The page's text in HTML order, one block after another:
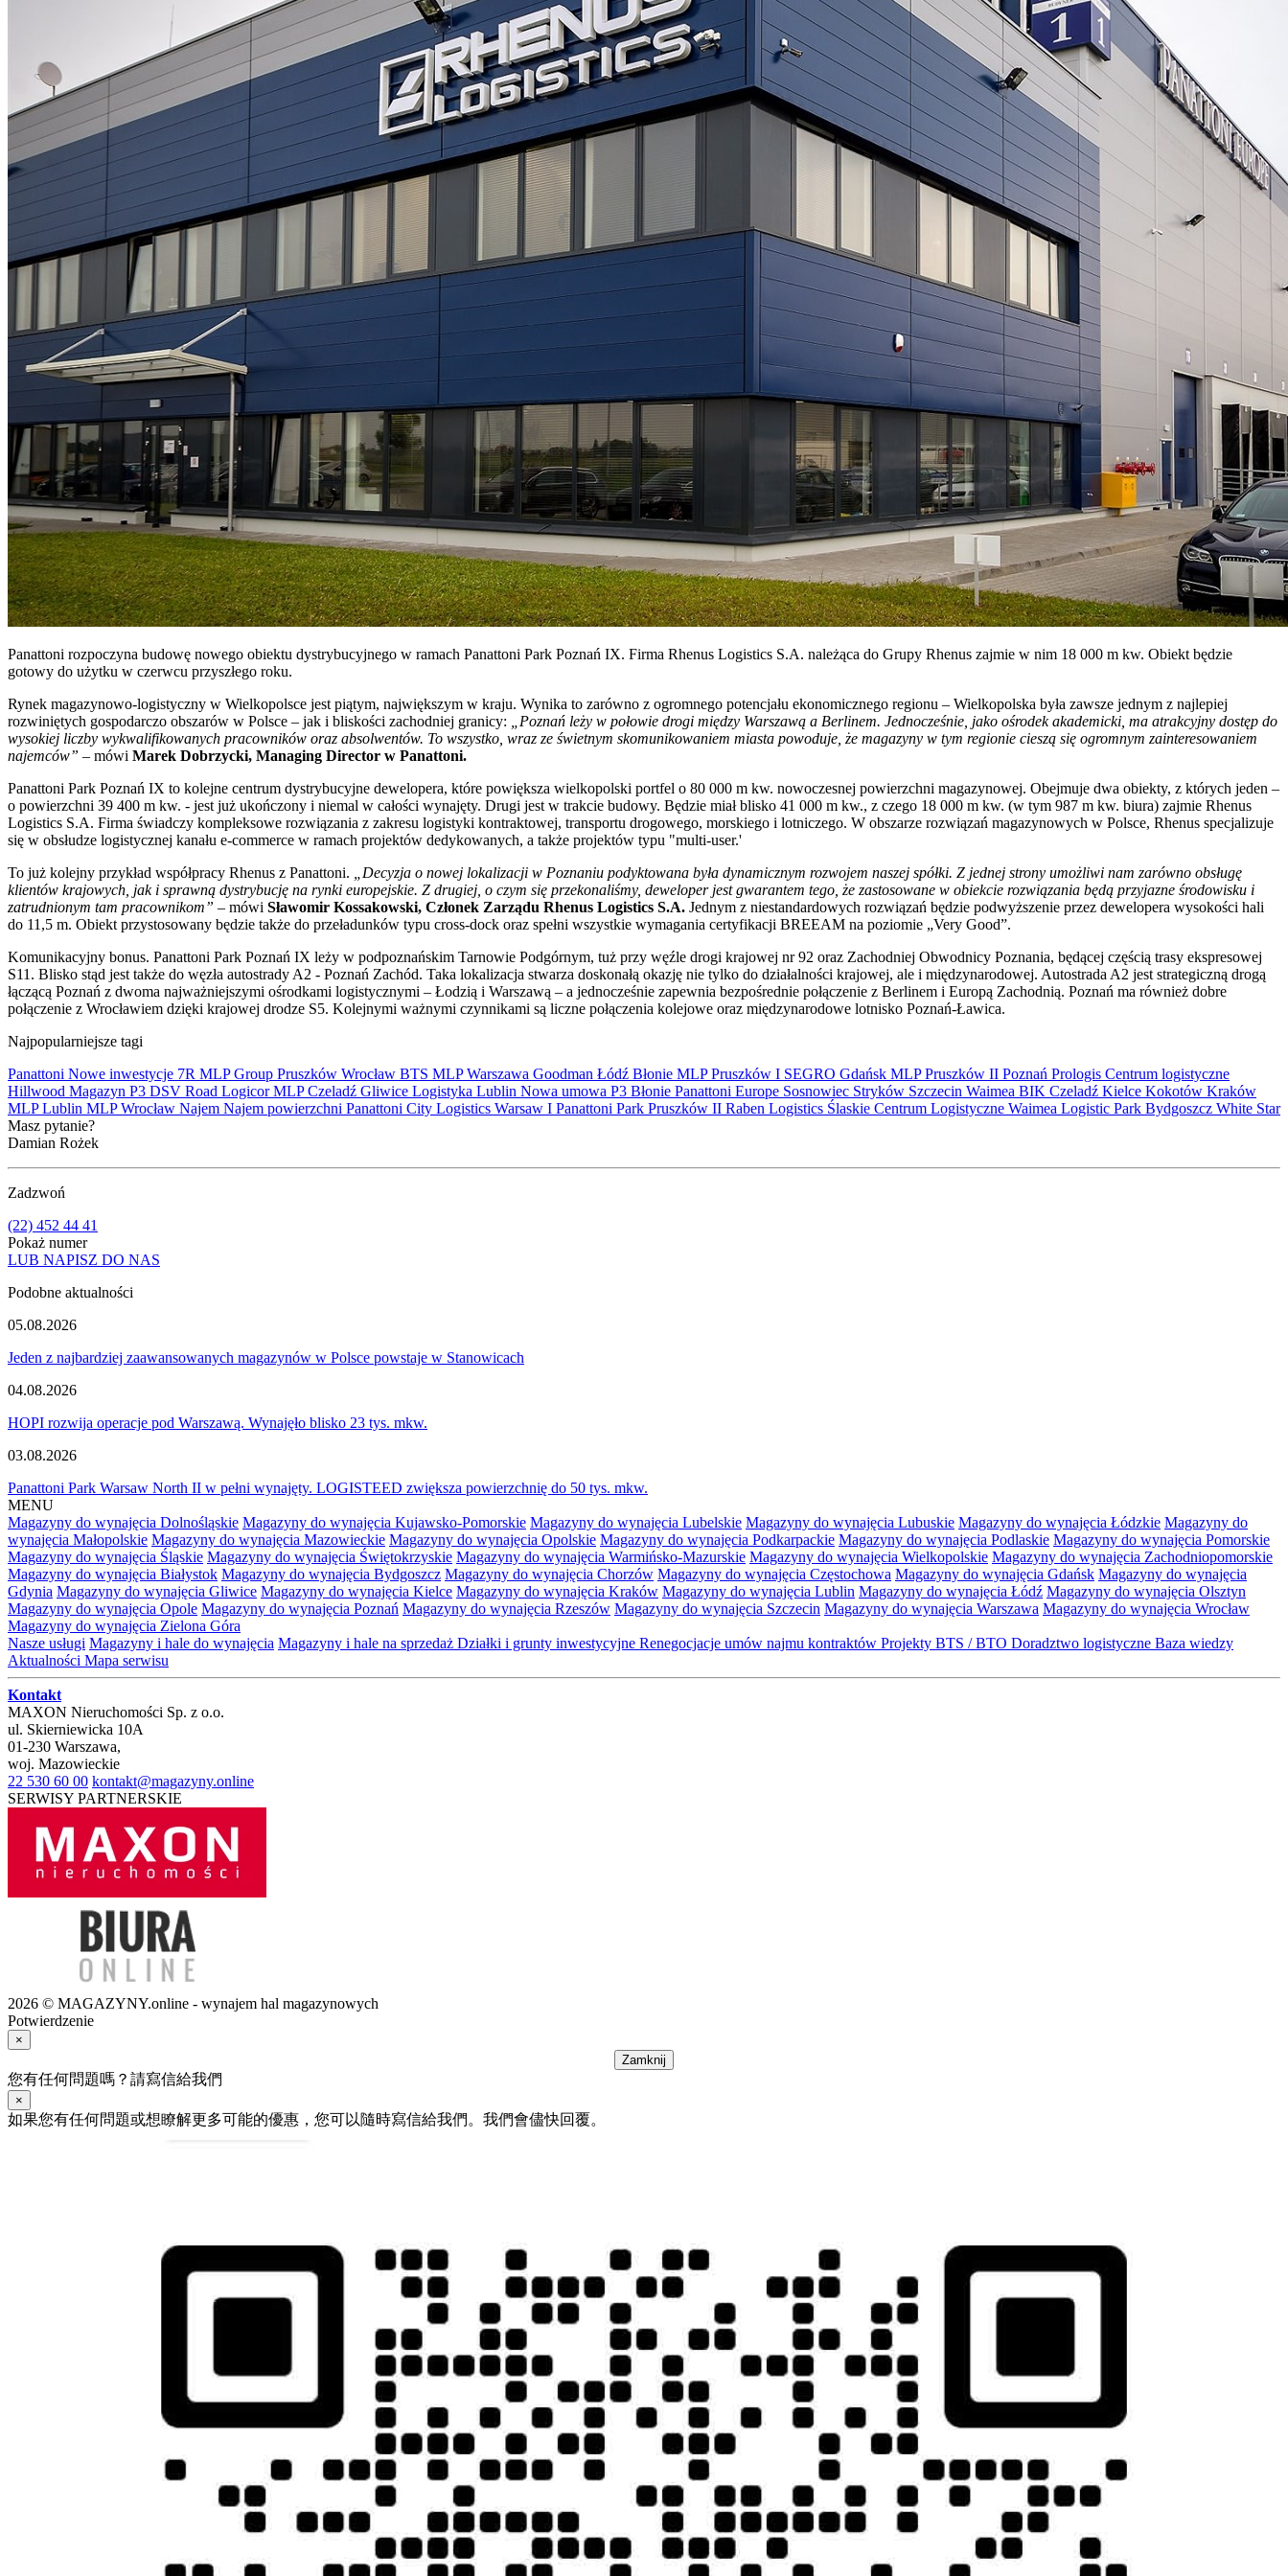
Panattoni rozpoczyna budowę nowego obiektu dystrybucyjnego w ramach Panattoni Park Poznań IX. Firma Rhenus Logistics S.A. należąca do Grupy Rhenus zajmie w nim 18 000 m kw. Obiekt będzie
gotowy do użytku w czerwcu przyszłego roku.
Rynek magazynowo-logistyczny w Wielkopolsce jest piątym, największym w kraju. Wynika to zarówno z ogromnego potencjału ekonomicznego regionu – Wielkopolska była zawsze jednym z najlepiej
rozwiniętych gospodarczo obszarów w Polsce – jak i bliskości zachodniej granicy:
„Poznań leży w połowie drogi między Warszawą a Berlinem. Jednocześnie, jako ośrodek akademicki, ma atrakcyjny dostęp do
wysokiej liczby wykwalifikowanych pracowników oraz absolwentów. To wszystko, wraz ze świetnym skomunikowaniem miasta powoduje, że magazyny w tym regionie cieszą się ogromnym zainteresowaniem
najemców” – mówi Marek Dobrzycki, Managing Director w Panattoni.
Panattoni Park Poznań IX to kolejne centrum dystrybucyjne dewelopera, które powiększa wielkopolski portfel o 80 000 m kw. nowoczesnej powierzchni magazynowej. Obejmuje dwa obiekty, z których jeden –
o powierzchni 39 400 m kw. - jest już ukończony i niemal w całości wynajęty. Drugi jest w trakcie budowy. Będzie miał blisko 41 000 m kw., z czego 18 000 m kw. (w tym 987 m kw. biura) zajmie Rhenus
Logistics S.A. Firma świadczy kompleksowe rozwiązania z zakresu logistyki kontraktowej, transportu drogowego, morskiego i lotniczego. W obszarze rozwiązań magazynowych w Polsce, Rhenus specjalizuje
się w obsłudze logistycznej kanału e-commerce w ramach projektów dedykowanych, a także projektów typu "multi-user.'
To już kolejny przykład współpracy Rhenus z Panattoni.
„Decyzja o nowej lokalizacji w Poznaniu podyktowana była dynamicznym rozwojem naszej spółki. Z jednej strony umożliwi nam zarówno obsługę
klientów krajowych, jak i sprawną dystrybucję na rynki europejskie. Z drugiej, o czym się przekonaliśmy, deweloper jest gwarantem tego, że zastosowane w obiekcie rozwiązania będą przyjazne środowisku i
zatrudnionym tam pracownikom” – mówi Sławomir Kossakowski, Członek Zarządu Rhenus Logistics S.A. Jednym z niestandardowych rozwiązań będzie podwyższenie przez dewelopera wysokości hali
do 11,5 m. Obiekt przystosowany będzie także do przeładunków typu cross-dock oraz spełni wszystkie wymagania certyfikacji BREEAM na poziomie „Very Good”.
Komunikacyjny bonus. Panattoni Park Poznań IX leży w podpoznańskim Tarnowie Podgórnym, tuż przy węźle drogi krajowej nr 92 oraz Zachodniej Obwodnicy Poznania, będącej częścią trasy ekspresowej
S11. Blisko stąd jest także do węzła autostrady A2 - Poznań Zachód. Taka lokalizacja stwarza doskonałą okazję nie tylko do działalności krajowej, ale i międzynarodowej. Autostrada A2 jest strategiczną drogą
łączącą Poznań z dwoma najważniejszymi ośrodkami logistycznymi – Łodzią i Warszawą – a jednocześnie zapewnia bezpośrednie połączenie z Berlinem i Europą Zachodnią. Poznań ma również dobre
połączenie z Wrocławiem dzięki krajowej drodze S5. Kolejnymi ważnymi czynnikami są liczne połączenia kolejowe oraz międzynarodowe lotnisko Poznań-Ławica.
Najpopularniejsze tagi
Panattoni Nowe inwestycje 7R MLP Group Pruszków Wrocław BTS MLPWarszawa Goodman Łódź Błonie MLP Pruszków I SEGRO Gdańsk MLP Pruszków II Poznań Prologis Centrum logistyczne
Hillwood Magazyn P3 DSV Road LogicorMLP Czeladź Gliwice Logistyka Lublin Nowa umowa P3 Błonie Panattoni Europe Sosnowiec Stryków Szczecin Waimea BIK Czeladź Kielce Kokotów Kraków
MLP Lublin MLP Wrocław Najem Najem powierzchni Panattoni City Logistics Warsaw I Panattoni Park Pruszków II Raben Logistics Ślaskie Centrum Logistyczne Waimea Logistic Park Bydgoszcz White Star
Masz pytanie?
Damian Rożek
Zadzwoń
(22) 452 44 41
Pokaż numer
LUB NAPISZ DO NAS
Podobne aktualności
05.08.2026
Jeden z najbardziej zaawansowanych magazynów w Polsce powstaje w Stanowicach
04.08.2026
HOPI rozwija operacje pod Warszawą. Wynajęło blisko 23 tys. mkw.
03.08.2026
Panattoni Park Warsaw North II w pełni wynajęty. LOGISTEED zwiększa powierzchnię do 50 tys. mkw.
MENU
Magazyny do wynajęcia Dolnośląskie Magazyny do wynajęcia Kujawsko-Pomorskie Magazyny do wynajęcia Lubelskie Magazyny do wynajęcia Lubuskie Magazyny do wynajęcia Łódzkie Magazyny do
wynajęcia Małopolskie Magazyny do wynajęcia Mazowieckie Magazyny do wynajęcia Opolskie Magazyny do wynajęcia Podkarpackie Magazyny do wynajęcia Podlaskie Magazyny do wynajęcia Pomorskie
Magazyny do wynajęcia Śląskie Magazyny do wynajęcia Świętokrzyskie Magazyny do wynajęcia Warmińsko-Mazurskie Magazyny do wynajęcia Wielkopolskie Magazyny do wynajęcia Zachodniopomorskie
Magazyny do wynajęcia Białystok Magazyny do wynajęcia Bydgoszcz Magazyny do wynajęcia Chorzów Magazyny do wynajęcia Częstochowa Magazyny do wynajęcia Gdańsk Magazyny do wynajęcia
Gdynia Magazyny do wynajęcia Gliwice Magazyny do wynajęcia Kielce Magazyny do wynajęcia Kraków Magazyny do wynajęcia Lublin Magazyny do wynajęcia Łódź Magazyny do wynajęcia Olsztyn
Magazyny do wynajęcia Opole Magazyny do wynajęcia Poznań Magazyny do wynajęcia Rzeszów Magazyny do wynajęcia Szczecin Magazyny do wynajęcia Warszawa Magazyny do wynajęcia Wrocław
Magazyny do wynajęcia Zielona Góra
Nasze usługi Magazyny i hale do wynajęcia Magazyny i hale na sprzedaż Działki i grunty inwestycyjne Renegocjacje umów najmu kontraktów Projekty BTS / BTO Doradztwo logistyczne Baza wiedzy
Aktualności Mapa serwisu
Kontakt
MAXON Nieruchomości Sp. z o.o.
ul. Skierniewicka 10A
01-230 Warszawa,
woj. Mazowieckie
22 530 60 00 kontakt@magazyny.online
SERWISY PARTNERSKIE
2026 © MAGAZYNY.online - wynajem hal magazynowych
Potwierdzenie
×
Zamknij
您有任何問題嗎？請寫信給我們
×
如果您有任何問題或想瞭解更多可能的優惠，您可以隨時寫信給我們。我們會儘快回覆。